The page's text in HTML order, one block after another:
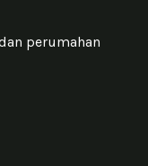
perumahan